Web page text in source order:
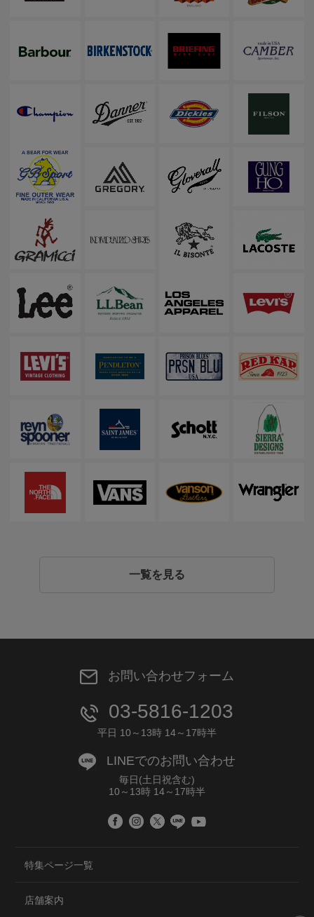
一覧を見る
お問い合わせフォーム
03-5816-1203
平日 10～13時 14～17時半
LINEでのお問い合わせ
毎日(土日祝含む)
10～13時 14～17時半
特集ページ一覧
店舗案内